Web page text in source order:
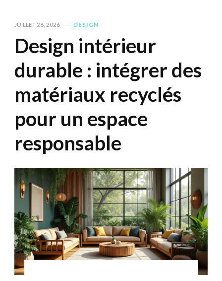
JUILLET 26, 2026 DESIGN
Design intérieur
durable : intégrer des
matériaux recyclés
pour un espace
responsable